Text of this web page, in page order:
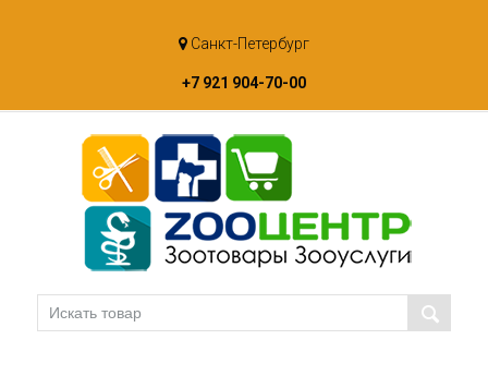
to
Санкт-Петербург
+7 921 904-70-00